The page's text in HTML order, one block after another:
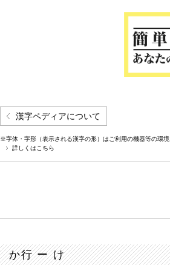
漢字ペディアについて
※字体・字形（表示される漢字の形）はご利用の機器等の環境
詳しくはこちら
か行 ー け